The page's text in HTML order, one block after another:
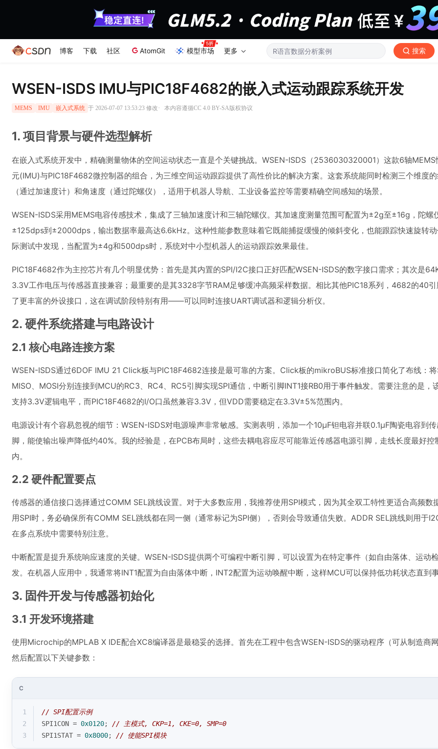
博客 下载 社区 AtomGit 模型市场 更多 搜索
WSEN-ISDS IMU与PIC18F4682的嵌入式运动跟踪系统开发
MEMS IMU 嵌入式系统 于 2026-07-07 13:53:23 修改· 本内容遵循CC 4.0 BY-SA版权协议
1. 项目背景与硬件选型解析
在嵌入式系统开发中，精确测量物体的空间运动状态一直是个关键挑战。WSEN-ISDS（2536030320001）这款6轴MEMS
元(IMU)与PIC18F4682微控制器的组合，为三维空间运动跟踪提供了高性价比的解决方案。这套系统能同时检测三个维度
（通过加速度计）和角速度（通过陀螺仪），适用于机器人导航、工业设备监控等需要精确空间感知的场景。
WSEN-ISDS采用MEMS电容传感技术，集成了三轴加速度计和三轴陀螺仪。其加速度测量范围可配置为±2g至±16g，陀螺
±125dps到±2000dps，输出数据率最高达6.6kHz。这种性能参数意味着它既能捕捉缓慢的倾斜变化，也能跟踪快速旋转
际测试中发现，当配置为±4g和500dps时，系统对中小型机器人的运动跟踪效果最佳。
PIC18F4682作为主控芯片有几个明显优势：首先是其内置的SPI/I2C接口正好匹配WSEN-ISDS的数字接口需求；其次是
3.3V工作电压与传感器直接兼容；最重要的是其3328字节RAM足够缓冲高频采样数据。相比其他PIC18系列，4682的40
了更丰富的外设接口，这在调试阶段特别有用——可以同时连接UART调试器和逻辑分析仪。
2. 硬件系统搭建与电路设计
2.1 核心电路连接方案
WSEN-ISDS通过6DOF IMU 21 Click板与PIC18F4682连接是最可靠的方案。Click板的mikroBUS标准接口简化了布线：
MISO、MOSI分别连接到MCU的RC3、RC4、RC5引脚实现SPI通信，中断引脚INT1接RB0用于事件触发。需要注意的是，
支持3.3V逻辑电平，而PIC18F4682的I/O口虽然兼容3.3V，但VDD需要稳定在3.3V±5%范围内。
电源设计有个容易忽视的细节：WSEN-ISDS对电源噪声非常敏感。实测表明，添加一个10μF钽电容并联0.1μF陶瓷电容到
脚，能使输出噪声降低约40%。我的经验是，在PCB布局时，这些去耦电容应尽可能靠近传感器电源引脚，走线长度最好
内。
2.2 硬件配置要点
传感器的通信接口选择通过COMM SEL跳线设置。对于大多数应用，我推荐使用SPI模式，因为其全双工特性更适合高频数
用SPI时，务必确保所有COMM SEL跳线都在同一侧（通常标记为SPI侧），否则会导致通信失败。ADDR SEL跳线则用于
在多点系统中需要特别注意。
中断配置是提升系统响应速度的关键。WSEN-ISDS提供两个可编程中断引脚，可以设置为在特定事件（如自由落体、运动
发。在机器人应用中，我通常将INT1配置为自由落体中断，INT2配置为运动唤醒中断，这样MCU可以保持低功耗状态直到
3. 固件开发与传感器初始化
3.1 开发环境搭建
使用Microchip的MPLAB X IDE配合XC8编译器是最稳妥的选择。首先在工程中包含WSEN-ISDS的驱动程序（可从制造商
然后配置以下关键参数：
C
1
// SPI配置示例
2
SPI1CON = 0x0120; // 主模式, CKP=1, CKE=0, SMP=0
3
SPI1STAT = 0x8000; // 使能SPI模块